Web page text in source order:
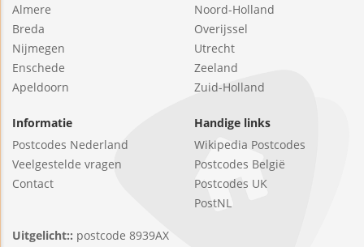
Almere
Breda
Nijmegen
Enschede
Apeldoorn
Noord-Holland
Overijssel
Utrecht
Zeeland
Zuid-Holland
Informatie
Postcodes Nederland
Veelgestelde vragen
Contact
Handige links
Wikipedia Postcodes
Postcodes België
Postcodes UK
PostNL
Uitgelicht:: postcode 8939AX